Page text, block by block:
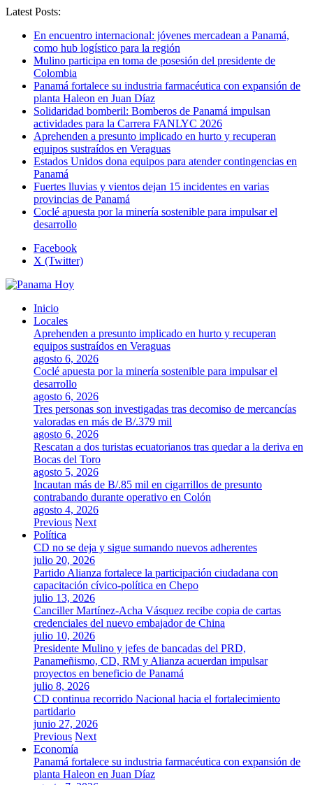
Latest Posts:
En encuentro internacional: jóvenes mercadean a Panamá,
como hub logístico para la región
Mulino participa en toma de posesión del presidente de
Colombia
Panamá fortalece su industria farmacéutica con expansión de
planta Haleon en Juan Díaz
Solidaridad bomberil: Bomberos de Panamá impulsan
actividades para la Carrera FANLYC 2026
Aprehenden a presunto implicado en hurto y recuperan
equipos sustraídos en Veraguas
Estados Unidos dona equipos para atender contingencias en
Panamá
Fuertes lluvias y vientos dejan 15 incidentes en varias
provincias de Panamá
Coclé apuesta por la minería sostenible para impulsar el
desarrollo
Facebook
X (Twitter)
Inicio
Locales
Aprehenden a presunto implicado en hurto y recuperan
equipos sustraídos en Veraguas
agosto 6, 2026
Coclé apuesta por la minería sostenible para impulsar el
desarrollo
agosto 6, 2026
Tres personas son investigadas tras decomiso de mercancías
valoradas en más de B/.379 mil
agosto 6, 2026
Rescatan a dos turistas ecuatorianos tras quedar a la deriva en
Bocas del Toro
agosto 5, 2026
Incautan más de B/.85 mil en cigarrillos de presunto
contrabando durante operativo en Colón
agosto 4, 2026
Previous Next
Política
CD no se deja y sigue sumando nuevos adherentes
julio 20, 2026
Partido Alianza fortalece la participación ciudadana con
capacitación cívico-política en Chepo
julio 13, 2026
Canciller Martínez-Acha Vásquez recibe copia de cartas
credenciales del nuevo embajador de China
julio 10, 2026
Presidente Mulino y jefes de bancadas del PRD,
Panameñismo, CD, RM y Alianza acuerdan impulsar
proyectos en beneficio de Panamá
julio 8, 2026
CD continua recorrido Nacional hacia el fortalecimiento
partidario
junio 27, 2026
Previous Next
Economía
Panamá fortalece su industria farmacéutica con expansión de
planta Haleon en Juan Díaz